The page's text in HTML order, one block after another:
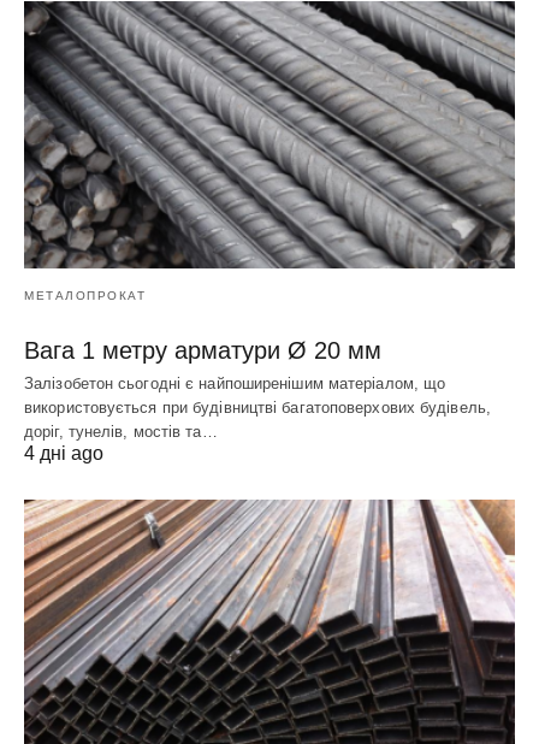
МЕТАЛОПРОКАТ
Вага 1 метру арматури Ø 20 мм
Залізобетон сьогодні є найпоширенішим матеріалом, що
використовується при будівництві багатоповерхових будівель,
доріг, тунелів, мостів та…
4 дні ago